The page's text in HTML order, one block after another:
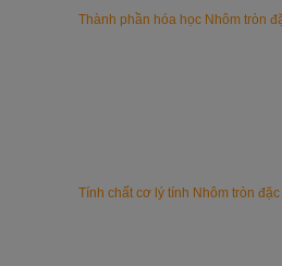
Thành phần hóa học Nhôm tròn
Tính chất cơ lý tính Nhôm tròn